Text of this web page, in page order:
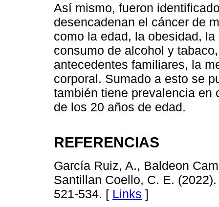
Así mismo, fueron
desencadenan el cáncer de
como la edad, la obesidad,
consumo de alcohol y
antecedentes familiares, la
corporal. Sumado a esto se
también tiene prevalencia en
de los 20 años de edad.
REFERENCIAS
García Ruiz, A., Baldeon
Santillan Coello, C. E.
521-534. [ Links ]